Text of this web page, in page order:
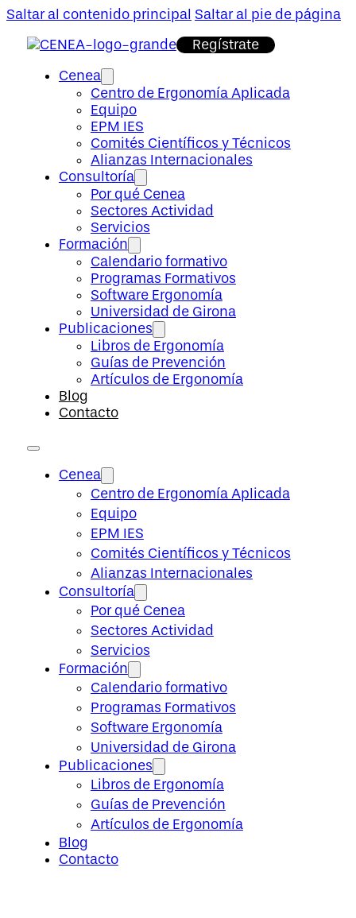
Saltar al contenido principal Saltar al pie de página
Regístrate
Cenea
Centro de Ergonomía Aplicada
Equipo
EPM IES
Comités Científicos y Técnicos
Alianzas Internacionales
Consultoría
Por qué Cenea
Sectores Actividad
Servicios
Formación
Calendario formativo
Programas Formativos
Software Ergonomía
Universidad de Girona
Publicaciones
Libros de Ergonomía
Guías de Prevención
Artículos de Ergonomía
Blog
Contacto
Cenea
Centro de Ergonomía Aplicada
Equipo
EPM IES
Comités Científicos y Técnicos
Alianzas Internacionales
Consultoría
Por qué Cenea
Sectores Actividad
Servicios
Formación
Calendario formativo
Programas Formativos
Software Ergonomía
Universidad de Girona
Publicaciones
Libros de Ergonomía
Guías de Prevención
Artículos de Ergonomía
Blog
Contacto